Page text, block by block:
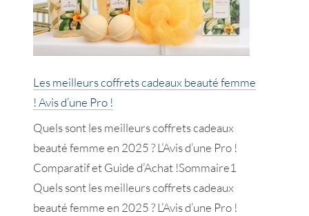
hyaluronique
Avis
Pro
Les meilleurs coffrets cadeaux beauté femme
! Avis d’une Pro !
Quels sont les meilleurs coffrets cadeaux
beauté femme en 2025 ? L’Avis d’une Pro !
Comparatif et Guide d’Achat !Sommaire1
Quels sont les meilleurs coffrets cadeaux
beauté femme en 2025 ? L’Avis d’une Pro !